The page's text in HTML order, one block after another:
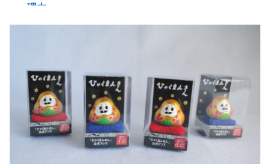
理由
【悲報】女子自転車競技、ブラに綿を詰めまくって
た」ってセリフあるけど、どんな自殺方法だった
の？
「バス停にされてる？」幼稚園バスが自宅前に“無断
停車” 敷地内に侵入も…保護者マナーに「我慢の限